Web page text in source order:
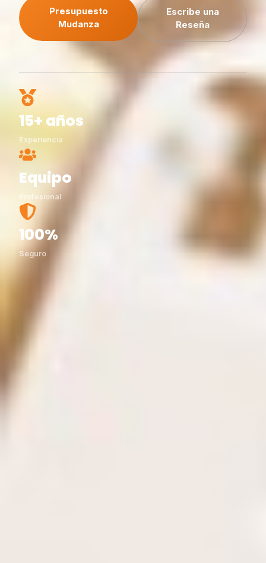
Presupuesto
Mudanza
Escribe una
Reseña
15+ años
Experiencia
Equipo
Profesional
100%
Seguro